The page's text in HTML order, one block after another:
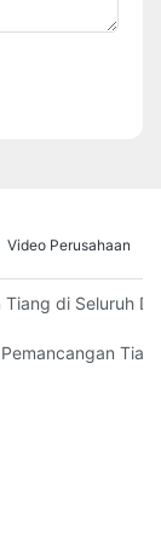
Video Perusahaan
di Seluruh